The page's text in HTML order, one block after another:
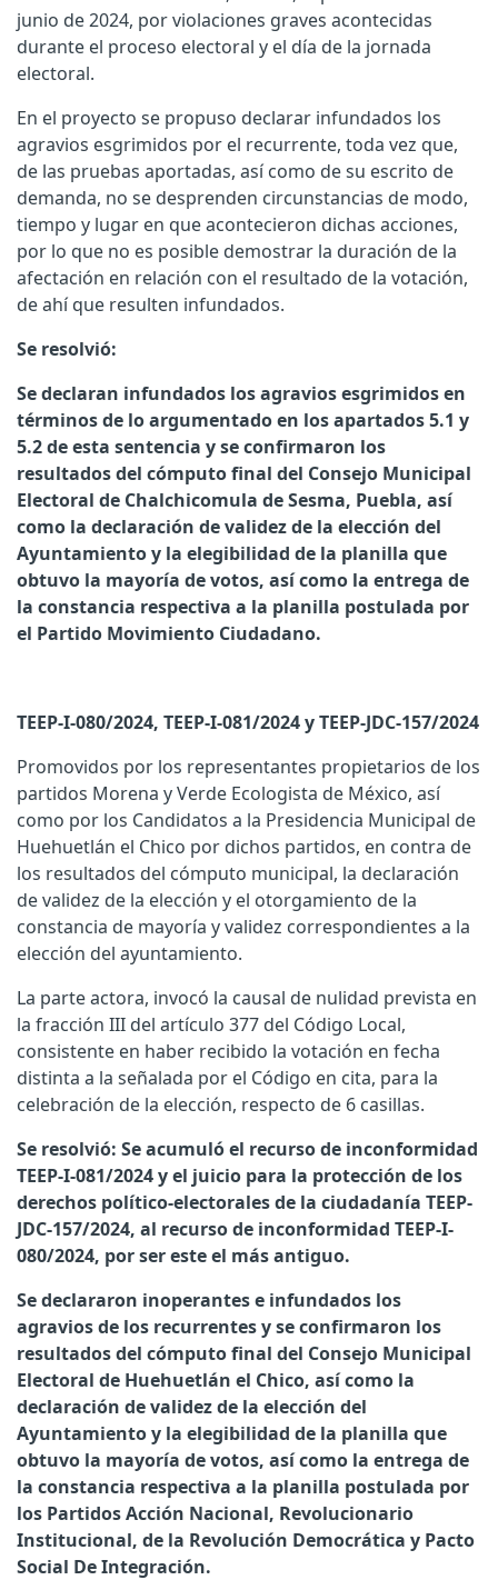
junio de 2024, por violaciones graves acontecidas
durante el proceso electoral y el día de la jornada
electoral.
En el proyecto se propuso declarar infundados los
agravios esgrimidos por el recurrente, toda vez que,
de las pruebas aportadas, así como de su escrito de
demanda, no se desprenden circunstancias de modo,
tiempo y lugar en que acontecieron dichas acciones,
por lo que no es posible demostrar la duración de la
afectación en relación con el resultado de la votación,
de ahí que resulten infundados.
Se resolvió:
Se declaran infundados los agravios esgrimidos en
términos de lo argumentado en los apartados 5.1 y
5.2 de esta sentencia y se confirmaron los
resultados del cómputo final del Consejo Municipal
Electoral de Chalchicomula de Sesma, Puebla, así
como la declaración de validez de la elección del
Ayuntamiento y la elegibilidad de la planilla que
obtuvo la mayoría de votos, así como la entrega de
la constancia respectiva a la planilla postulada por
el Partido Movimiento Ciudadano.
TEEP-I-080/2024, TEEP-I-081/2024 y TEEP-JDC-157/2024
Promovidos por los representantes propietarios de los
partidos Morena y Verde Ecologista de México, así
como por los Candidatos a la Presidencia Municipal de
Huehuetlán el Chico por dichos partidos, en contra de
los resultados del cómputo municipal, la declaración
de validez de la elección y el otorgamiento de la
constancia de mayoría y validez correspondientes a la
elección del ayuntamiento.
La parte actora, invocó la causal de nulidad prevista en
la fracción III del artículo 377 del Código Local,
consistente en haber recibido la votación en fecha
distinta a la señalada por el Código en cita, para la
celebración de la elección, respecto de 6 casillas.
Se resolvió: Se acumuló el recurso de inconformidad
TEEP-I-081/2024 y el juicio para la protección de los
derechos político-electorales de la ciudadanía TEEP-
JDC-157/2024, al recurso de inconformidad TEEP-I-
080/2024, por ser este el más antiguo.
Se declararon inoperantes e infundados los
agravios de los recurrentes y se confirmaron los
resultados del cómputo final del Consejo Municipal
Electoral de Huehuetlán el Chico, así como la
declaración de validez de la elección del
Ayuntamiento y la elegibilidad de la planilla que
obtuvo la mayoría de votos, así como la entrega de
la constancia respectiva a la planilla postulada por
los Partidos Acción Nacional, Revolucionario
Institucional, de la Revolución Democrática y Pacto
Social De Integración.